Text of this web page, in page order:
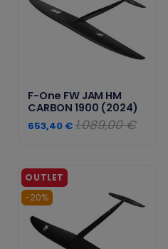
F-One FW JAM HM
CARBON 1900 (2024)
653,40 €1.089,00 €
-20%